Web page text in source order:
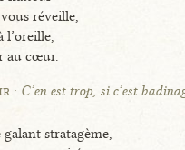
réveille,
l’oreille,
au cœur.
: C’en est trop, si c’est
stratagème,